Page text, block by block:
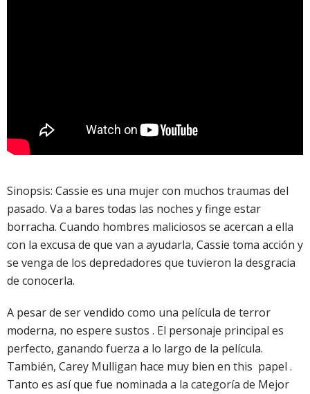
Sinopsis: Cassie es una mujer con muchos traumas del
pasado. Va a bares todas las noches y finge estar
borracha. Cuando hombres maliciosos se acercan a ella
con la excusa de que van a ayudarla, Cassie toma acción y
se venga de los depredadores que tuvieron la desgracia
de conocerla.
A pesar de ser vendido como una película de terror
moderna, no espere sustos . El personaje principal es
perfecto, ganando fuerza a lo largo de la película.
También, Carey Mulligan hace muy bien en this papel .
Tanto es así que fue nominada a la categoría de Mejor